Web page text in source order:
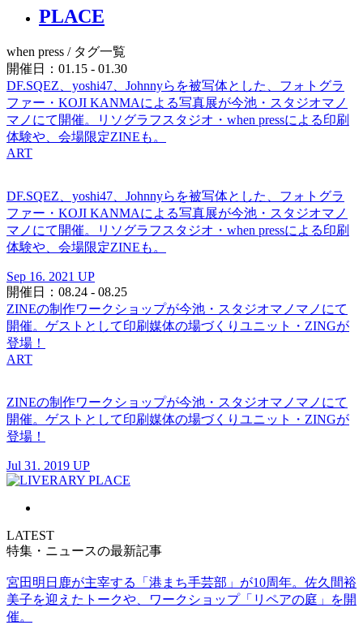
PLACE
when press / タグ一覧
開催日：01.15 - 01.30
DF.SQEZ、yoshi47、Johnnyらを被写体とした、フォトグラ
ファー・KOJI KANMAによる写真展が今池・スタジオマノ
マノにて開催。リソグラフスタジオ・when pressによる印刷
体験や、会場限定ZINEも。
ART
DF.SQEZ、yoshi47、Johnnyらを被写体とした、フォトグラ
ファー・KOJI KANMAによる写真展が今池・スタジオマノ
マノにて開催。リソグラフスタジオ・when pressによる印刷
体験や、会場限定ZINEも。
Sep 16. 2021 UP
開催日：08.24 - 08.25
ZINEの制作ワークショップが今池・スタジオマノマノにて
開催。ゲストとして印刷媒体の場づくりユニット・ZINGが
登場！
ART
ZINEの制作ワークショップが今池・スタジオマノマノにて
開催。ゲストとして印刷媒体の場づくりユニット・ZINGが
登場！
Jul 31. 2019 UP
LATEST
特集・ニュースの最新記事
宮田明日鹿が主宰する「港まち手芸部」が10周年。佐久間裕
美子を迎えたトークや、ワークショップ「リペアの庭」を開
催。